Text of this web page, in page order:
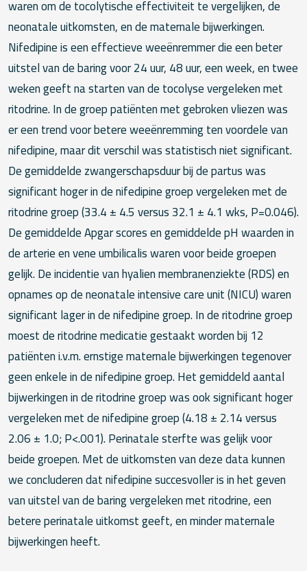
waren om de tocolytische effectiviteit te vergelijken, de
neonatale uitkomsten, en de maternale bijwerkingen.
Nifedipine is een effectieve weeënremmer die een beter
uitstel van de baring voor 24 uur, 48 uur, een week, en twee
weken geeft na starten van de tocolyse vergeleken met
ritodrine. In de groep patiënten met gebroken vliezen was
er een trend voor betere weeënremming ten voordele van
nifedipine, maar dit verschil was statistisch niet significant.
De gemiddelde zwangerschapsduur bij de partus was
significant hoger in de nifedipine groep vergeleken met de
ritodrine groep (33.4 ± 4.5 versus 32.1 ± 4.1 wks, P=0.046).
De gemiddelde Apgar scores en gemiddelde pH waarden in
de arterie en vene umbilicalis waren voor beide groepen
gelijk. De incidentie van hyalien membranenziekte (RDS) en
opnames op de neonatale intensive care unit (NICU) waren
significant lager in de nifedipine groep. In de ritodrine groep
moest de ritodrine medicatie gestaakt worden bij 12
patiënten i.v.m. ernstige maternale bijwerkingen tegenover
geen enkele in de nifedipine groep. Het gemiddeld aantal
bijwerkingen in de ritodrine groep was ook significant hoger
vergeleken met de nifedipine groep (4.18 ± 2.14 versus
2.06 ± 1.0; P<.001). Perinatale sterfte was gelijk voor
beide groepen. Met de uitkomsten van deze data kunnen
we concluderen dat nifedipine succesvoller is in het geven
van uitstel van de baring vergeleken met ritodrine, een
betere perinatale uitkomst geeft, en minder maternale
bijwerkingen heeft.